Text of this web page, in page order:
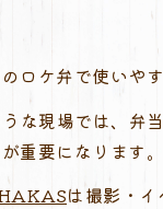
ロケ弁で使いや
な現場では、弁当
重要になります。
は撮影・イ